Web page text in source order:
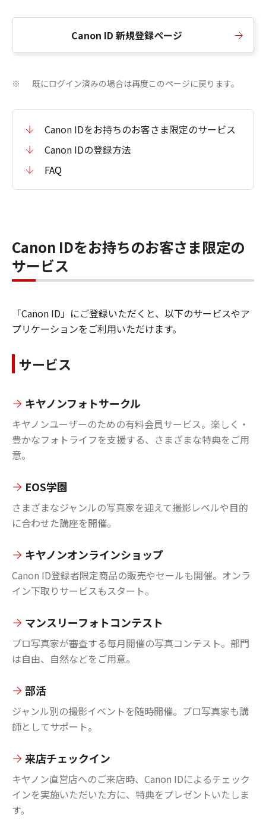
Canon ID 新規登録ページ
※ 既にログイン済みの場合は再度このページに戻ります。
Canon IDをお持ちのお客さま限定のサービス
Canon IDの登録方法
FAQ
Canon IDをお持ちのお客さま限定の
サービス
「Canon ID」にご登録いただくと、以下のサービスやア
プリケーションをご利用いただけます。
サービス
キヤノンフォトサークル
キヤノンユーザーのための有料会員サービス。楽しく・
豊かなフォトライフを支援する、さまざまな特典をご用
意。
EOS学園
さまざまなジャンルの写真家を迎えて撮影レベルや目的
に合わせた講座を開催。
キヤノンオンラインショップ
Canon ID登録者限定商品の販売やセールも開催。オンラ
イン下取りサービスもスタート。
マンスリーフォトコンテスト
プロ写真家が審査する毎月開催の写真コンテスト。部門
は自由、自然などをご用意。
部活
ジャンル別の撮影イベントを随時開催。プロ写真家も講
師としてサポート。
来店チェックイン
キヤノン直営店へのご来店時、Canon IDによるチェック
インを実施いただいた方に、特典をプレゼントいたしま
す。